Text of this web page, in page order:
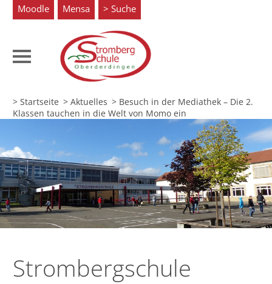
Moodle Mensa Suche
> Startseite > Aktuelles > Besuch in der Mediathek – Die 2.
Klassen tauchen in die Welt von Momo ein
Strombergschule